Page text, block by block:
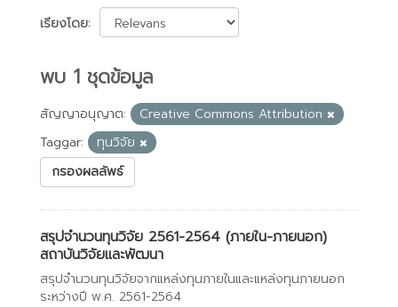
เรียงโดย
พบ 1 ชุดข้อมูล
สัญญาอนุญาต:
Creative Commons Attribution
Taggar:
ทุนวิจัย
กรองผลลัพธ์
สรุปจำนวนทุนวิจัย 2561-2564 (ภายใน-ภายนอก)
สถาบันวิจัยและพัฒนา
สรุปจำนวนทุนวิจัยจากแหล่งทุนภายในและแหล่งทุนภายนอก
ระหว่างปี พ.ศ. 2561-2564